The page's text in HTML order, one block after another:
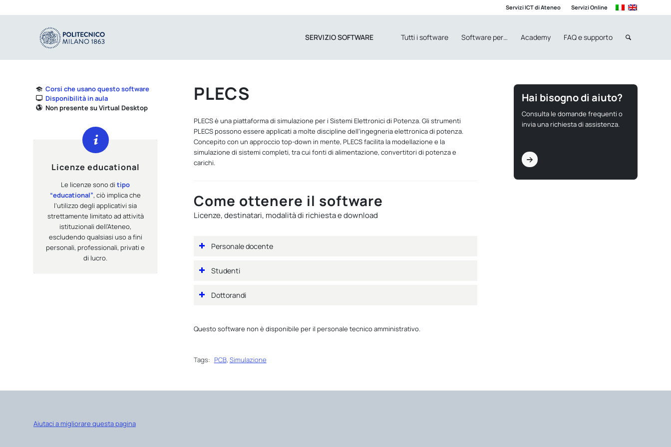
Servizi ICT di Ateneo Servizi Online
SERVIZIO SOFTWARE Tutti i software Software per… Academy FAQ e supporto
Corsi che usano questo software
Disponibilità in aula
Non presente su Virtual Desktop
Licenze educational
Le licenze sono ditipo
“educational”, ciò implica che
l’utilizzo degli applicativi sia
strettamente limitato ad attività
istituzionali dell’Ateneo,
escludendo qualsiasi uso a fini
personali, professionali, privati e
di lucro.
PLECS
PLECS è una piattaforma di simulazione per i Sistemi Elettronici di Potenza. Gli strumenti
PLECS possono essere applicati a molte discipline dell’ingegneria elettronica di potenza.
Concepito con un approccio top-down in mente, PLECS facilita la modellazione e la
simulazione di sistemi completi, tra cui fonti di alimentazione, convertitori di potenza e
carichi.
Come ottenere il software
Licenze, destinatari, modalità di richiesta e download
Personale docente
Studenti
Dottorandi
Questo software non è disponibile per il personale tecnico amministrativo.
Tags: PCB, Simulazione
Hai bisogno di aiuto?
Consulta le domande frequenti o
invia una richiesta di assistenza.
Aiutaci a migliorare questa pagina